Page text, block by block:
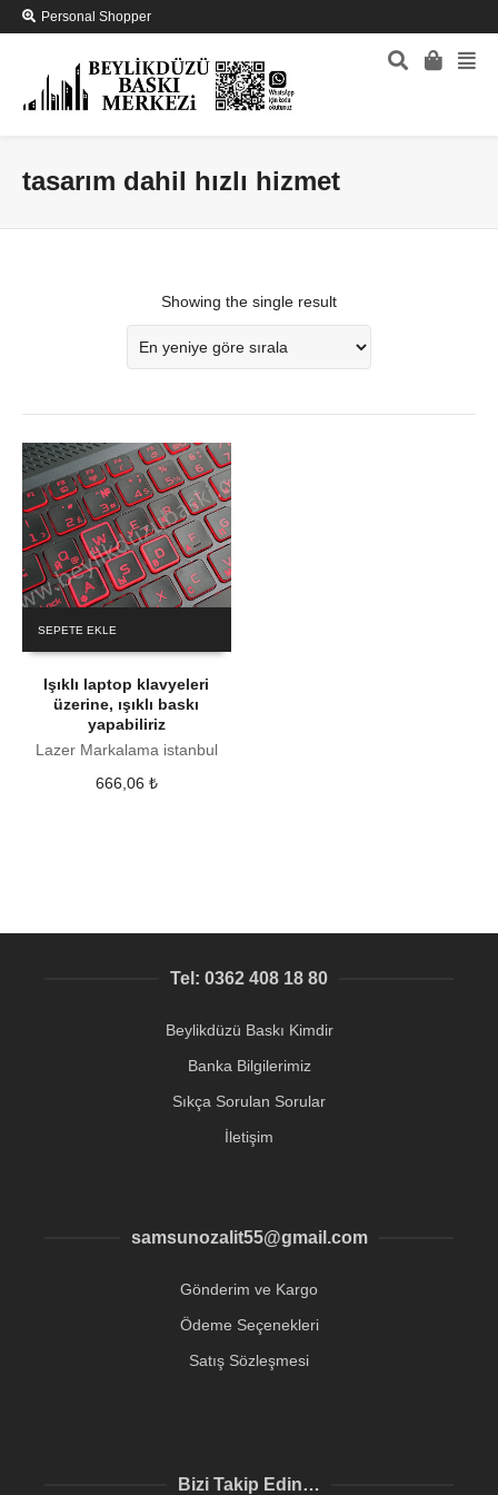
Personal Shopper
tasarım dahil hızlı hizmet
Showing the single result
SEPETE EKLE
Işıklı laptop klavyeleri
üzerine, ışıklı baskı
yapabiliriz
Lazer Markalama istanbul
666,06 ₺
Tel: 0362 408 18 80
Beylikdüzü Baskı Kimdir
Banka Bilgilerimiz
Sıkça Sorulan Sorular
İletişim
samsunozalit55@gmail.com
Gönderim ve Kargo
Ödeme Seçenekleri
Satış Sözleşmesi
Bizi Takip Edin…